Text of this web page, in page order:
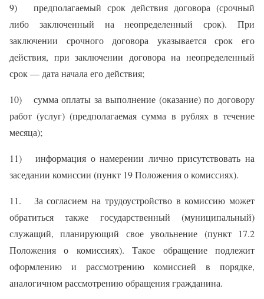
9) предполагаемый срок действия договора (срочный
либо заключенный на неопределенный срок). При
заключении срочного договора указывается срок его
действия, при заключении договора на неопределенный
срок — дата начала его действия;
10) сумма оплаты за выполнение (оказание) по договору
работ (услуг) (предполагаемая сумма в рублях в течение
месяца);
11) информация о намерении лично присутствовать на
заседании комиссии (пункт 19 Положения о комиссиях).
11. За согласием на трудоустройство в комиссию может
обратиться также государственный (муниципальный)
служащий, планирующий свое увольнение (пункт 17.2
Положения о комиссиях). Такое обращение подлежит
оформлению и рассмотрению комиссией в порядке,
аналогичном рассмотрению обращения гражданина.